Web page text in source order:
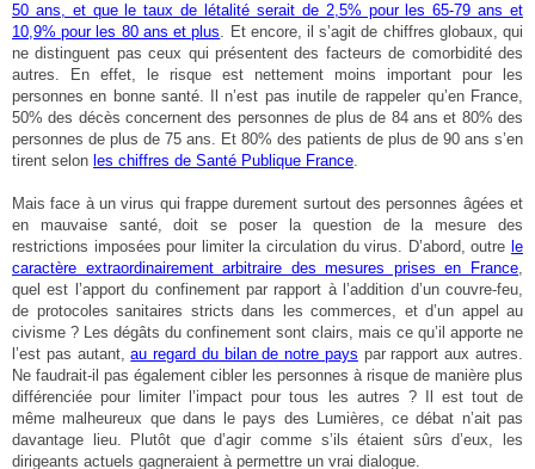
50 ans, et que le taux de létalité serait de 2,5% pour les 65-79 ans et
10,9% pour les 80 ans et plus. Et encore, il s’agit de chiffres globaux, qui
ne distinguent pas ceux qui présentent des facteurs de comorbidité des
autres. En effet, le risque est nettement moins important pour les
personnes en bonne santé. Il n’est pas inutile de rappeler qu’en France,
50% des décès concernent des personnes de plus de 84 ans et 80% des
personnes de plus de 75 ans. Et 80% des patients de plus de 90 ans s’en
tirent selon les chiffres de Santé Publique France.
Mais face à un virus qui frappe durement surtout des personnes âgées et
en mauvaise santé, doit se poser la question de la mesure des
restrictions imposées pour limiter la circulation du virus. D’abord, outre le
caractère extraordinairement arbitraire des mesures prises en France,
quel est l’apport du confinement par rapport à l’addition d’un couvre-feu,
de protocoles sanitaires stricts dans les commerces, et d’un appel au
civisme ? Les dégâts du confinement sont clairs, mais ce qu’il apporte ne
l’est pas autant,au regard du bilan de notre pays par rapport aux autres.
Ne faudrait-il pas également cibler les personnes à risque de manière plus
différenciée pour limiter l’impact pour tous les autres ? Il est tout de
même malheureux que dans le pays des Lumières, ce débat n’ait pas
davantage lieu. Plutôt que d’agir comme s’ils étaient sûrs d’eux, les
dirigeants actuels gagneraient à permettre un vrai dialogue.